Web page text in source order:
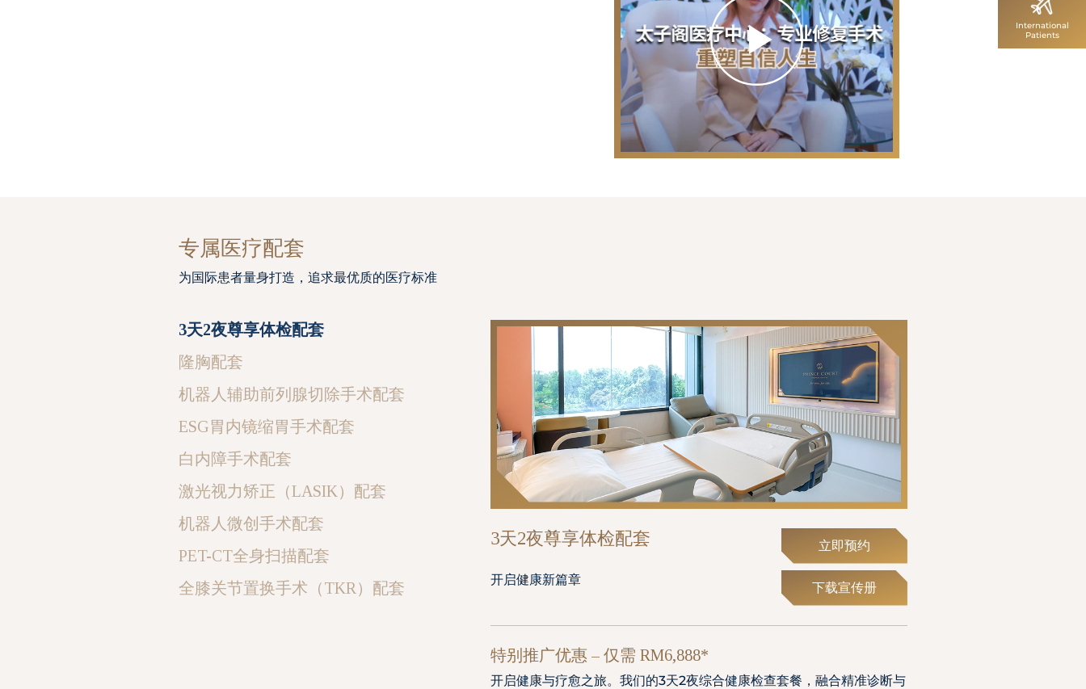
专属医疗配套
为国际患者量身打造，追求最优质的医疗标准
3天2夜尊享体检配套
隆胸配套
机器人辅助前列腺切除手术配套
ESG胃内镜缩胃手术配套
白内障手术配套
激光视力矫正（LASIK）配套
机器人微创手术配套
PET-CT全身扫描配套
全膝关节置换手术（TKR）配套
3天2夜尊享体检配套 立即预约
开启健康新篇章
下载宣传册
特别推广优惠 – 仅需 RM6,888*
开启健康与疗愈之旅。我们的3天2夜综合健康检查套餐，融合精准诊断与
International
Patients